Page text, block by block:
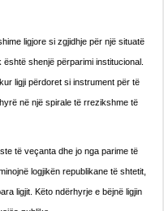
ligjore si zgjidhje për një situatë
shenjë përparimi institucional.
ligji përdoret si instrument për të
në një spirale të rrezikshme të
të veçanta dhe jo nga parime të
logjikën republikane të shtetit,
ligjit. Këto ndërhyrje e bëjnë ligjin